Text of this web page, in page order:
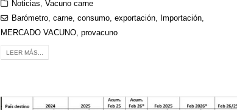
Noticias ,Vacuno carne
Barómetro ,carne ,consumo ,exportación Importación
MERCADO VACUNO, provacuno
LEER MÁS...